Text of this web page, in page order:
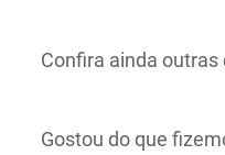
Confira ainda outras
Gostou do que